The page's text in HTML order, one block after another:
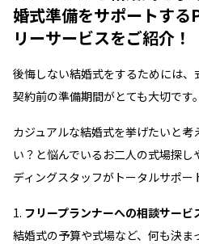
デア
【Q＆A】カジュアルな結婚式に
自由な発想でカジュアルな結婚
婚式準備をサポートする
リーサービスをご紹介！
後悔しない結婚式をするためには、
契約前の準備期間がとても大切です。
カジュアルな結婚式を挙げたいと
い？と悩んでいるお二人の式場探
ディングスタッフがトータルサポー
フリープランナーへの相談サービ
結婚式の予算や式場など、何も決ま